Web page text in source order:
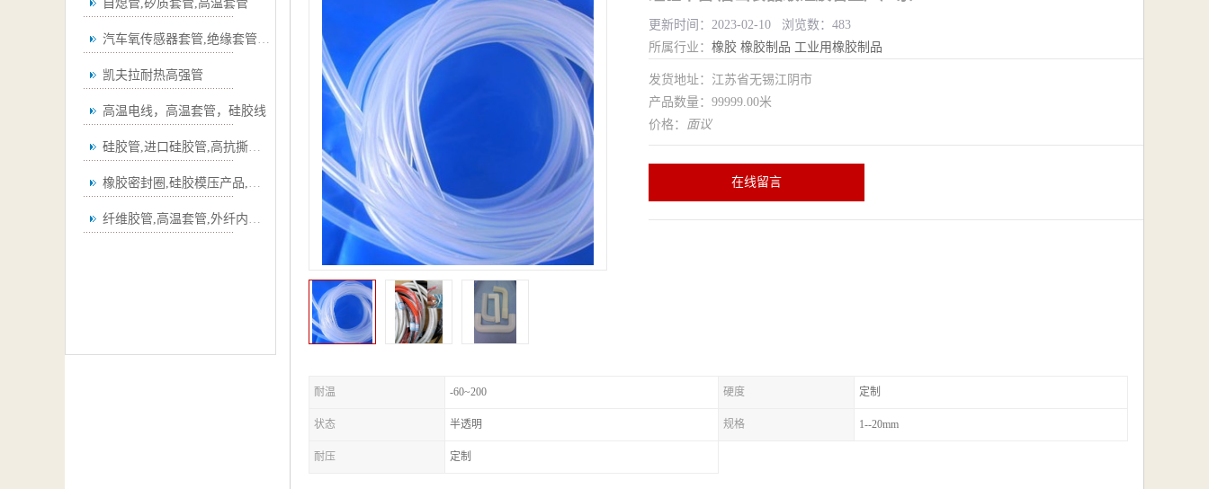
自熄管,矽质套管,高温套管
汽车氧传感器套管,绝缘套管,波纹管
凯夫拉耐热高强管
高温电线，高温套管，硅胶线
硅胶管,进口硅胶管,高抗撕硅胶管
橡胶密封圈,硅胶模压产品,弯管
纤维胶管,高温套管,外纤内胶套管,
更新时间：2023-02-10 浏览数：483
所属行业： 橡胶 橡胶制品 工业用橡胶制品
发货地址：江苏省无锡江阴市
产品数量：99999.00米
价格： 面议
在线留言
耐温 -60~200 硬度 定制
状态 半透明 规格 1--20mm
耐压 定制